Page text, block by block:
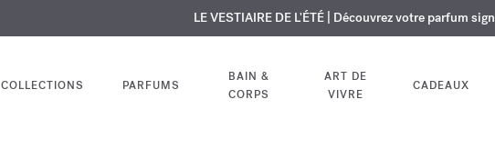
EXCLUSIF | Découvrez le nouveau parfum OUDvelvet mooddans
GRAVURE OFFERTE | Sur tous les parfums et huiles pour le
LE VESTIAIRE DE L'ÉTÉ | Découvrez votre parfum
COLLECTIONS PARFUMS
BAIN &
CORPS
ART DE
VIVRE
CADEAUX